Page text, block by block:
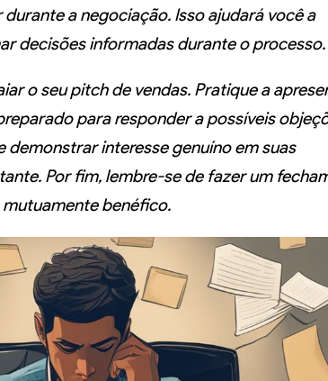
a negociação. Isso ajudará você a
decisões informadas durante o processo.
o seu pitch de vendas. Pratique a
para responder a possíveis
demonstrar interesse genuíno em suas
Por fim, lembre-se de fazer um
benéfico.